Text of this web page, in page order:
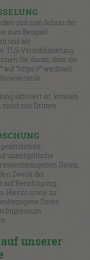
und zum Schutz der
zum Beispiel
uns als
TLS-Verschlüsselung.
Sie daran, dass die
auf “https://” wechselt
aktiviert ist, können
nicht von Dritten
unentgeltliche
Daten,
Zweck der
auf Berichtigung,
Hierzu sowie zu
Daten
Impressum
unserer